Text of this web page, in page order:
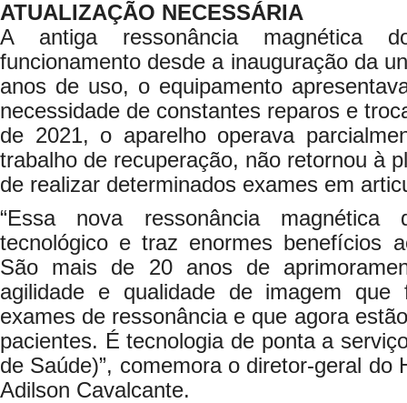
ATUALIZAÇÃO NECESSÁRIA
A antiga ressonância magnética
funcionamento desde a inauguração da
anos de uso, o equipamento
necessidade de constantes reparos e
de 2021, o aparelho operava
trabalho de recuperação, não retornou à
de realizar determinados exames em
“Essa nova ressonância magnética
tecnológico e traz enormes benefícios
São mais de 20 anos de
agilidade e qualidade de imagem que
exames de ressonância e que agora
pacientes. É tecnologia de ponta a
de Saúde)”, comemora o diretor-geral do
Adilson Cavalcante.